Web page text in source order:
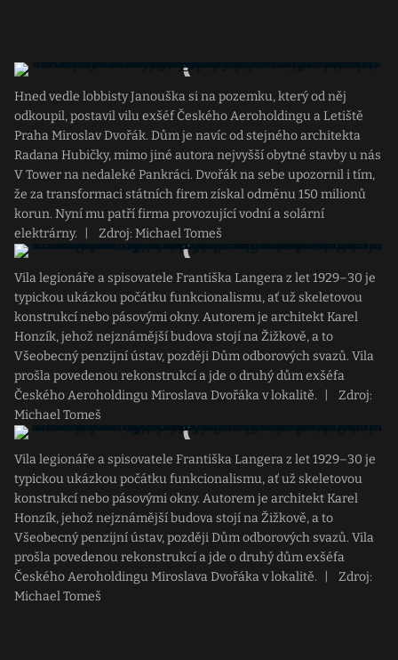
Hned vedle lobbisty Janouška si na pozemku, který od něj
odkoupil, postavil vilu exšéf Českého Aeroholdingu a Letiště
Praha Miroslav Dvořák. Dům je navíc od stejného architekta
Radana Hubičky, mimo jiné autora nejvyšší obytné stavby u nás
V Tower na nedaleké Pankráci. Dvořák na sebe upozornil i tím,
že za transformaci státních firem získal odměnu 150 milionů
korun. Nyní mu patří firma provozující vodní a solární
elektrárny.
Zdroj: Michael Tomeš
Vila legionáře a spisovatele Františka Langera z let 1929–30 je
typickou ukázkou počátku funkcionalismu, ať už skeletovou
konstrukcí nebo pásovými okny. Autorem je architekt Karel
Honzík, jehož nejznámější budova stojí na Žižkově, a to
Všeobecný penzijní ústav, později Dům odborových svazů. Vila
prošla povedenou rekonstrukcí a jde o druhý dům exšéfa
Českého Aeroholdingu Miroslava Dvořáka v lokalitě.
Zdroj:
Michael Tomeš
Vila legionáře a spisovatele Františka Langera z let 1929–30 je
typickou ukázkou počátku funkcionalismu, ať už skeletovou
konstrukcí nebo pásovými okny. Autorem je architekt Karel
Honzík, jehož nejznámější budova stojí na Žižkově, a to
Všeobecný penzijní ústav, později Dům odborových svazů. Vila
prošla povedenou rekonstrukcí a jde o druhý dům exšéfa
Českého Aeroholdingu Miroslava Dvořáka v lokalitě.
Zdroj:
Michael Tomeš